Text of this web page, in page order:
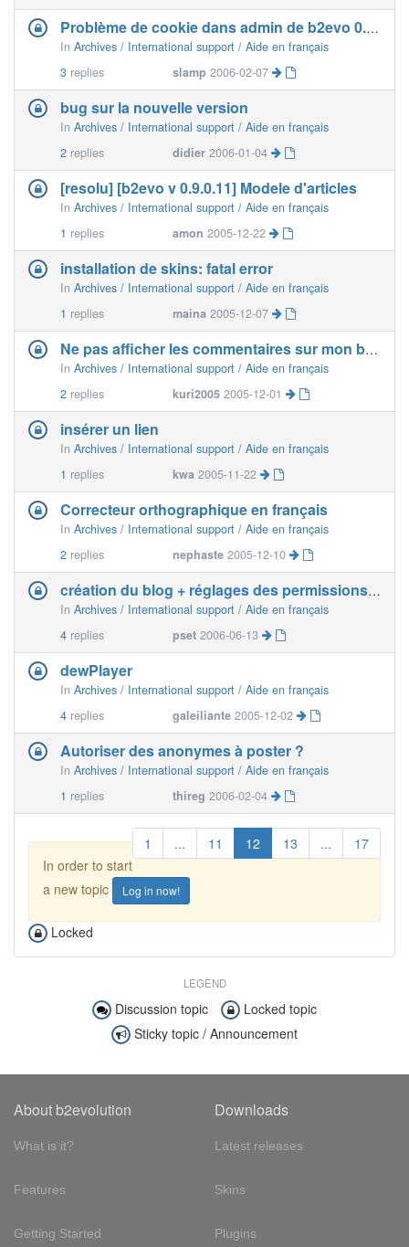
Problème de cookie dans admin de b2evo 0.9.1 "dawn&quot
In Archives / International support / Aide en français
3 replies slamp 2006-02-07
bug sur la nouvelle version
In Archives / International support / Aide en français
2 replies didier 2006-01-04
[resolu] [b2evo v 0.9.0.11] Modele d'articles
In Archives / International support / Aide en français
1 replies amon 2005-12-22
installation de skins: fatal error
In Archives / International support / Aide en français
1 replies maina 2005-12-07
Ne pas afficher les commentaires sur mon blog
In Archives / International support / Aide en français
2 replies kuri2005 2005-12-01
insérer un lien
In Archives / International support / Aide en français
1 replies kwa 2005-11-22
Correcteur orthographique en français
In Archives / International support / Aide en français
2 replies nephaste 2005-12-10
création du blog + réglages des permissions automatiquement
In Archives / International support / Aide en français
4 replies pset 2006-06-13
dewPlayer
In Archives / International support / Aide en français
4 replies galeiliante 2005-12-02
Autoriser des anonymes à poster ?
In Archives / International support / Aide en français
1 replies thireg 2006-02-04
1 ... 11 12 13 ...
17
In order to start
a new topic
Log in now!
Locked
LEGEND
Discussion topic
Locked topic
Sticky topic / Announcement
About b2evolution
What is it?
Features
Getting Started
Downloads
Latest releases
Skins
Plugins